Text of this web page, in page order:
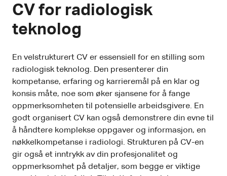
CV for radiologisk
teknolog
En velstrukturert CV er essensiell for en stilling som
radiologisk teknolog. Den presenterer din
kompetanse, erfaring og karrieremål på en klar og
konsis måte, noe som øker sjansene for å fange
oppmerksomheten til potensielle arbeidsgivere. En
godt organisert CV kan også demonstrere din evne til
å håndtere komplekse oppgaver og informasjon, en
nøkkelkompetanse i radiologi. Strukturen på CV-en
gir også et inntrykk av din profesjonalitet og
oppmerksomhet på detaljer, som begge er viktige